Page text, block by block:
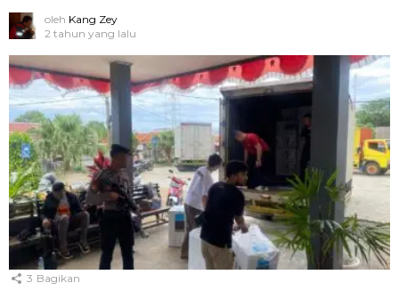
oleh Kang Zey
2 tahun yang lalu
3 Bagikan